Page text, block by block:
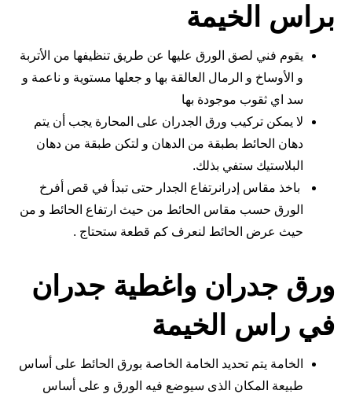
براس الخيمة
يقوم فني لصق الورق عليها عن طريق تنظيفها من الأتربة
و الأوساخ و الرمال العالقة بها و جعلها مستوية و ناعمة و
سد اي ثقوب موجودة بها
لا يمكن تركيب ورق الجدران على المحارة يجب أن يتم
دهان الحائط بطبقة من الدهان و لتكن طبقة من دهان
البلاستيك ستفي بذلك.
باخذ مقاس إدرانرتفاع الجدار حتى تبدأ في قص أفرخ
الورق حسب مقاس الحائط من حيث ارتفاع الحائط و من
حيث عرض الحائط لنعرف كم قطعة ستحتاج .
ورق جدران واغطية جدران
في راس الخيمة
الخامة يتم تحديد الخامة الخاصة بورق الحائط على أساس
طبيعة المكان الذى سيوضع فيه الورق و على أساس